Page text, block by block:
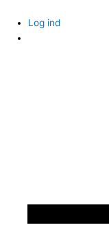
content
Log ind